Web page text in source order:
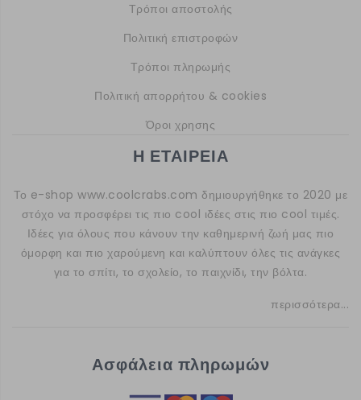
Τρόποι αποστολής
Πολιτική επιστροφών
Τρόποι πληρωμής
Πολιτική απορρήτου & cookies
Όροι χρησης
Η ΕΤΑΙΡΕΙΑ
Το e-shop www.coolcrabs.com δημιουργήθηκε το 2020 με
στόχο να προσφέρει τις πιο cool ιδέες στις πιο cool τιμές.
Ιδέες για όλους που κάνουν την καθημερινή ζωή μας πιο
όμορφη και πιο χαρούμενη και καλύπτουν όλες τις ανάγκες
για το σπίτι, το σχολείο, το παιχνίδι, την βόλτα.
περισσότερα...
Ασφάλεια πληρωμών